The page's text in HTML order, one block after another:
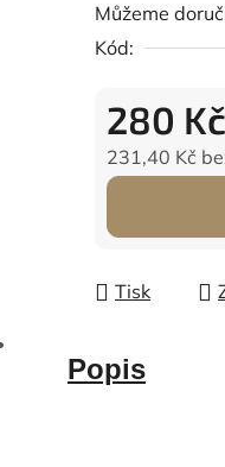
Můžeme
Kód:
280 Kč
231,40 Kč
Měrná cena:
Tisk
Popis